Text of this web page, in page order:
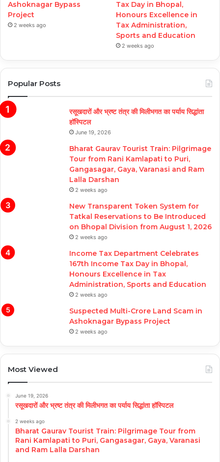
Ashoknagar Bypass
Project
2 weeks ago
Tax Day in Bhopal,
Honours Excellence in
Tax Administration,
Sports and Education
2 weeks ago
Popular Posts
रसूखदारों और भ्रष्ट तंत्र की मिलीभगत का पर्याय सिद्धांता
हॉस्पिटल
June 19, 2026
Bharat Gaurav Tourist Train: Pilgrimage
Tour from Rani Kamlapati to Puri,
Gangasagar, Gaya, Varanasi and Ram
Lalla Darshan
2 weeks ago
New Transparent Token System for
Tatkal Reservations to Be Introduced
on Bhopal Division from August 1, 2026
2 weeks ago
Income Tax Department Celebrates
167th Income Tax Day in Bhopal,
Honours Excellence in Tax
Administration, Sports and Education
2 weeks ago
Suspected Multi-Crore Land Scam in
Ashoknagar Bypass Project
2 weeks ago
Most Viewed
June 19, 2026
रसूखदारों और भ्रष्ट तंत्र की मिलीभगत का पर्याय सिद्धांता हॉस्पिटल
2 weeks ago
Bharat Gaurav Tourist Train: Pilgrimage Tour from
Rani Kamlapati to Puri, Gangasagar, Gaya, Varanasi
and Ram Lalla Darshan